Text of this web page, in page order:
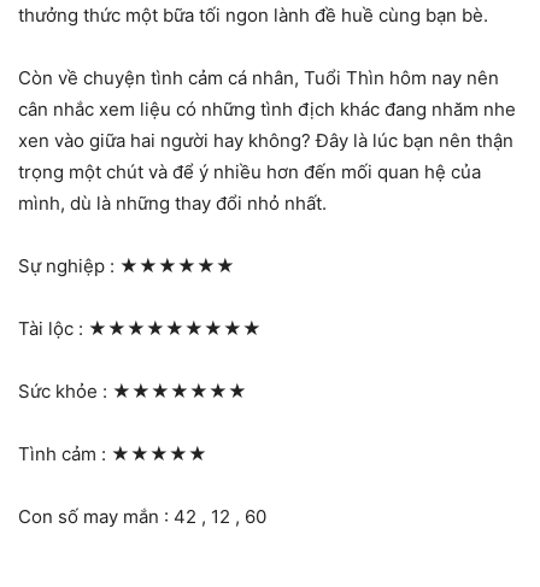
thưởng thức một bữa tối ngon lành đề huề cùng bạn bè.
Còn về chuyện tình cảm cá nhân, Tuổi Thìn hôm nay nên
cân nhắc xem liệu có những tình địch khác đang nhăm nhe
xen vào giữa hai người hay không? Đây là lúc bạn nên thận
trọng một chút và để ý nhiều hơn đến mối quan hệ của
mình, dù là những thay đổi nhỏ nhất.
Sự nghiệp : ★★★★★★
Tài lộc : ★★★★★★★★★
Sức khỏe : ★★★★★★★
Tình cảm : ★★★★★
Con số may mắn : 42 , 12 , 60